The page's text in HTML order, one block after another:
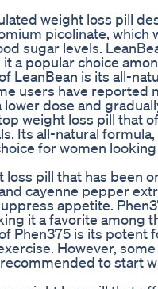
weight loss pill
picolinate,
sugar levels.
a popular choice
LeanBean is its all-
users have reported
dose and
weight loss pill
Its all-natural
for women
loss pill that has been
cayenne pepper
appetite.
it a favorite among
Phen375 is its
However,
to start